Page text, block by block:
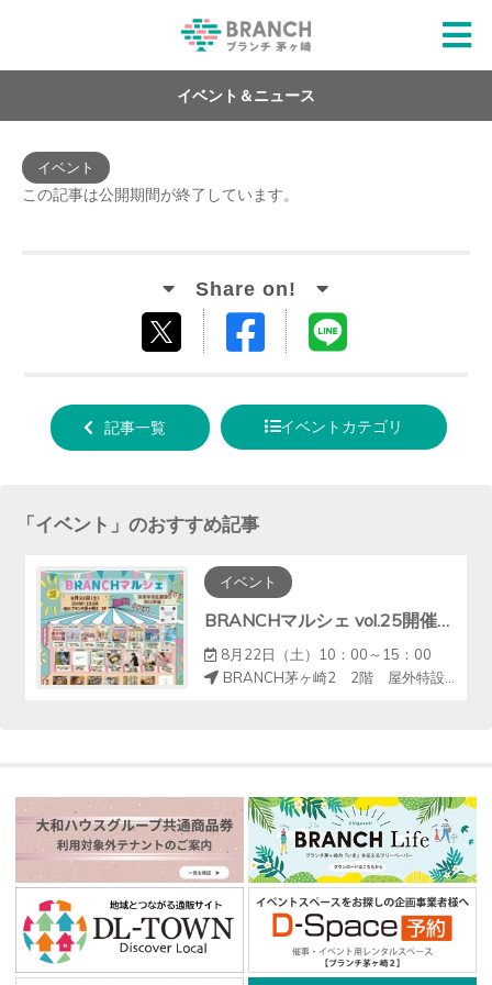
イベント＆ニュース
イベント
この記事は公開期間が終了しています。
する
Facebook
る
記事一覧 イベントカテゴリ
「イベント 」のおすすめ記事
イベント
BRANCHマルシェ vol.25開催のお知らせ♩
8月22日（土）10：00～15：00
BRANCH茅ヶ崎2 2階 屋外特設会場